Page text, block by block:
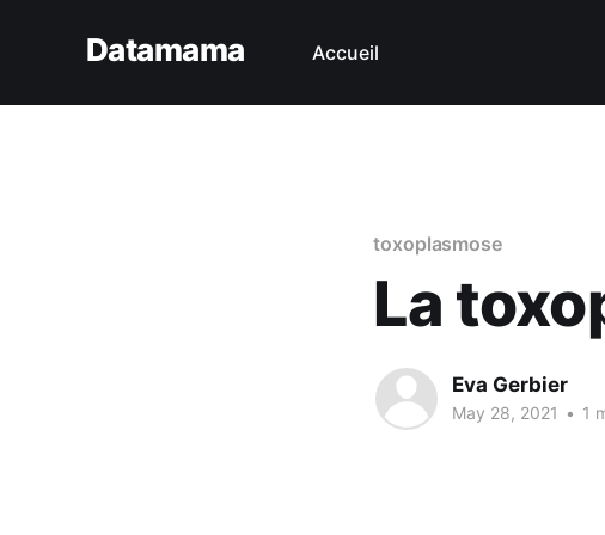
Datamama Accueil
toxoplasmose
La
Eva Gerbier
May 28, 2021 • 1